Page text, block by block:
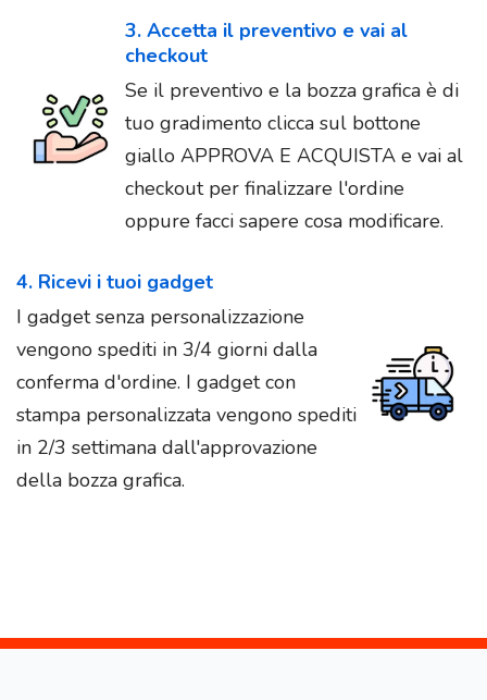
3. Accetta il preventivo e vai al
checkout
Se il preventivo e la bozza grafica è di
tuo gradimento clicca sul bottone
giallo APPROVA E ACQUISTA e vai al
checkout per finalizzare l'ordine
oppure facci sapere cosa modificare.
4. Ricevi i tuoi gadget
I gadget senza personalizzazione
vengono spediti in 3/4 giorni dalla
conferma d'ordine. I gadget con
stampa personalizzata vengono spediti
in 2/3 settimana dall'approvazione
della bozza grafica.